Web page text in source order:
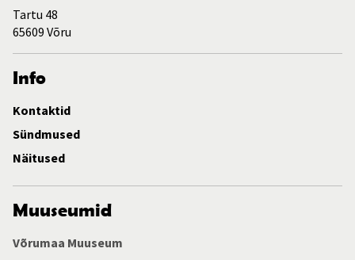
Tartu 48
65609 Võru
Info
Kontaktid
Sündmused
Näitused
Muuseumid
Võrumaa Muuseum